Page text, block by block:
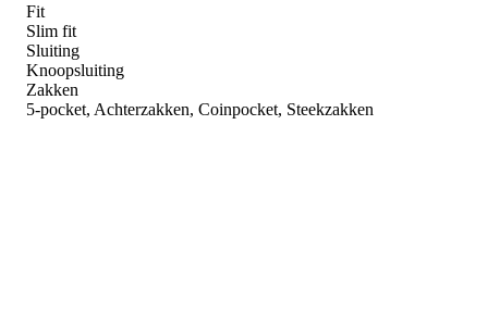
Fit
Slim fit
Sluiting
Knoopsluiting
Zakken
5-pocket, Achterzakken, Coinpocket, Steekzakken